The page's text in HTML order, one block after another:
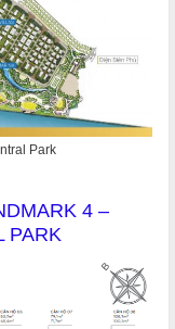
Park
4 –
PARK